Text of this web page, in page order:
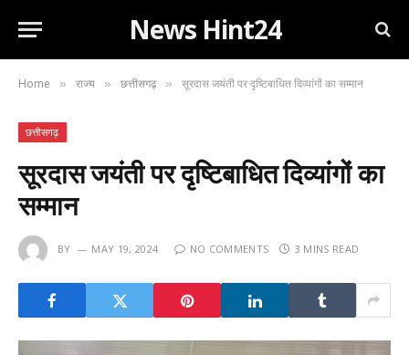
News Hint24
Home » राज्य » छत्तीसगढ़ » सूरदास जयंती पर दृष्टिबाधित दिव्यांगों का सम्मान
छत्तीसगढ़
सूरदास जयंती पर दृष्टिबाधित दिव्यांगों का
सम्मान
BY MAY 19, 2024 NO COMMENTS 3 MINS READ